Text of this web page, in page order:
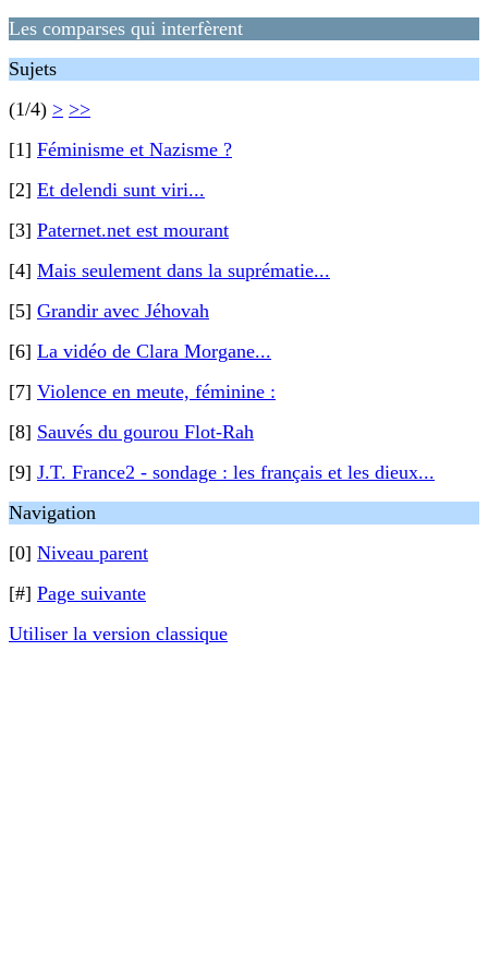
Les comparses qui interfèrent
Sujets
(1/4) > >>
[1] Féminisme et Nazisme ?
[2] Et delendi sunt viri...
[3] Paternet.net est mourant
[4] Mais seulement dans la suprématie...
[5] Grandir avec Jéhovah
[6] La vidéo de Clara Morgane...
[7] Violence en meute, féminine :
[8] Sauvés du gourou Flot-Rah
[9] J.T. France2 - sondage : les français et les dieux...
Navigation
[0] Niveau parent
[#] Page suivante
Utiliser la version classique